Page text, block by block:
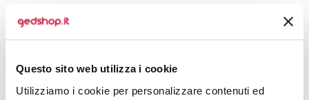
Questo sito web utilizza i cookie
Utilizziamo i cookie per personalizzare contenuti ed